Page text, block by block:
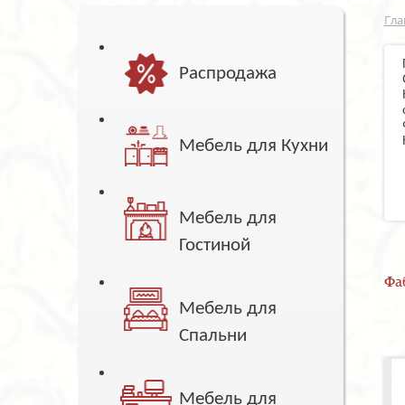
Распродажа
Мебель для Кухни
Мебель для
Гостиной
Мебель для
Спальни
Мебель для